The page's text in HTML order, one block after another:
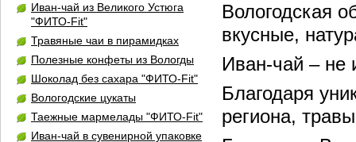
Иван-чай из Великого Устюга
"ФИТО-Fit"
Травяные чаи в пирамидках
Полезные конфеты из Вологды
Шоколад без сахара "ФИТО-Fit"
Вологодские цукаты
Таежные мармелады "ФИТО-Fit"
Иван-чай в сувенирной упаковке
Вологодская
вкусные,
Иван-чай – не
Благодаря
региона,